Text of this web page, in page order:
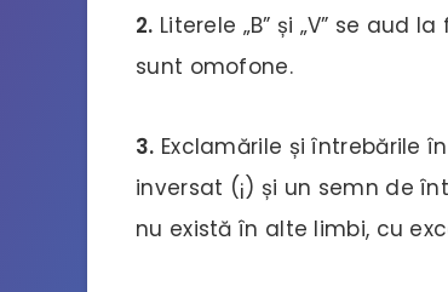
2. Literele „B” și „V” se aud
sunt omofone.
3. Exclamările și întrebările
inversat (¡) și un semn de
nu există în alte limbi, cu